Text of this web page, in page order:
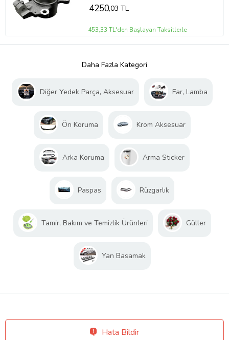
4250,03 TL
453,33 TL'den Başlayan Taksitlerle
Daha Fazla Kategori
Diğer Yedek Parça, Aksesuar Far, Lamba
Ön Koruma Krom Aksesuar
Arka Koruma Arma Sticker
Paspas Rüzgarlık
Tamir, Bakım ve Temizlik Ürünleri Güller
Yan Basamak
Hata Bildir